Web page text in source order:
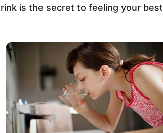
is the secret to feeling your best